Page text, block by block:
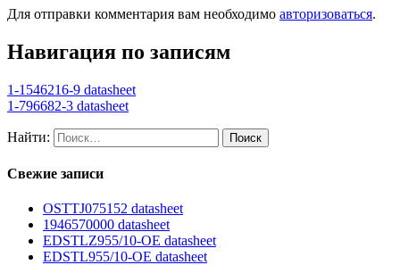
Для отправки комментария вам необходимо авторизоваться.
Навигация по записям
1-1546216-9 datasheet
1-796682-3 datasheet
Найти:
Свежие записи
OSTTJ075152 datasheet
1946570000 datasheet
EDSTLZ955/10-OE datasheet
EDSTL955/10-OE datasheet